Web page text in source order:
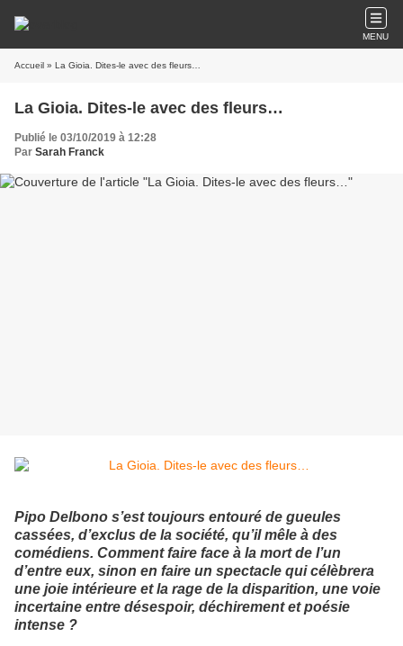
MENU
Accueil » La Gioia. Dites-le avec des fleurs…
La Gioia. Dites-le avec des fleurs…
Publié le 03/10/2019 à 12:28
Par Sarah Franck
Pipo Delbono s’est toujours entouré de gueules
cassées, d’exclus de la société, qu’il mêle à des
comédiens. Comment faire face à la mort de l’un
d’entre eux, sinon en faire un spectacle qui célèbrera
une joie intérieure et la rage de la disparition, une voie
incertaine entre désespoir, déchirement et poésie
intense ?